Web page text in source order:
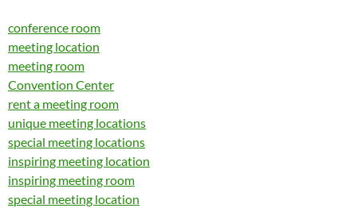
conference room
meeting location
meeting room
Convention Center
rent a meeting room
unique meeting locations
special meeting locations
inspiring meeting location
inspiring meeting room
special meeting location